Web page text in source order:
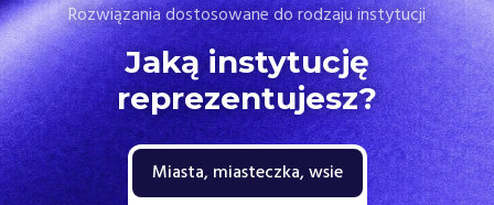
Rozwiązania dostosowane do rodzaju instytucji
Jaką instytucję
reprezentujesz?
Miasta, miasteczka, wsie